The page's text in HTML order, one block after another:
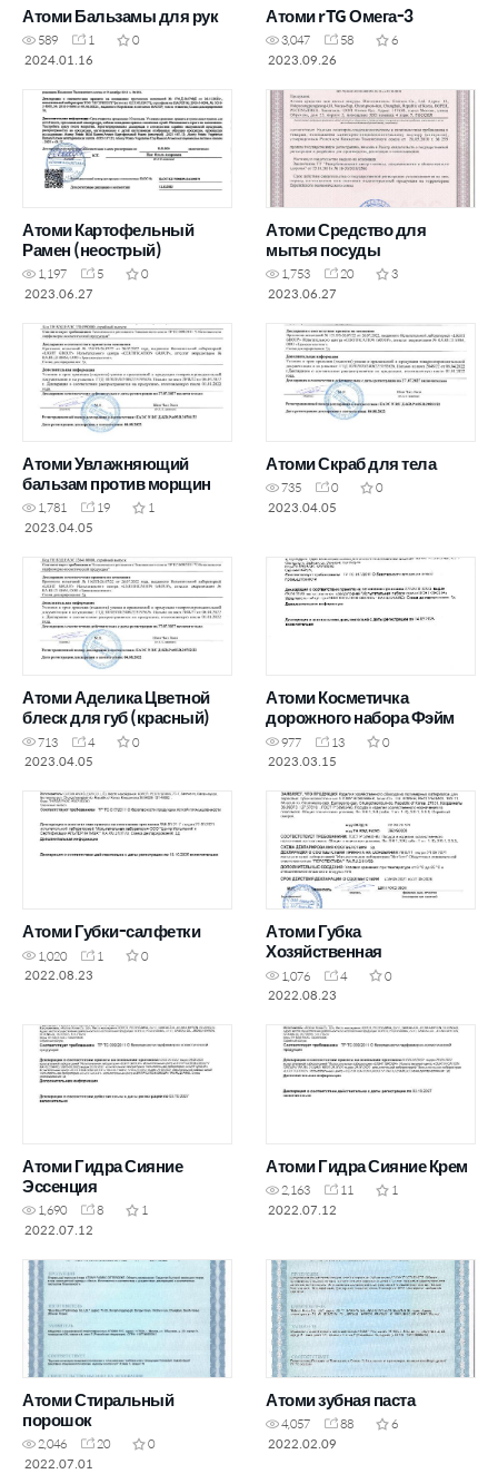
Атоми Бальзамы для рук
589 1
0
2024.01.16
Атоми rTG Омега-3
3,047 58
6
2023.09.26
Атоми Картофельный
Рамен (неострый)
1,197 5
0
2023.06.27
Атоми Средство для
мытья посуды
1,753 20
3
2023.06.27
Атоми Увлажняющий
бальзам против морщин
1,781 19
1
2023.04.05
Атоми Скраб для тела
735 0
0
2023.04.05
Атоми Аделика Цветной
блеск для губ (красный)
713 4
0
2023.04.05
Атоми Косметичка
дорожного набора Фэйм
977 13
0
2023.03.15
Атоми Губки-салфетки
1,020 1
0
2022.08.23
Атоми Губка
Хозяйственная
1,076 4
0
2022.08.23
Атоми Гидра Сияние
Эссенция
1,690 8
1
2022.07.12
Атоми Гидра Сияние Крем
2,163 11
1
2022.07.12
Атоми Стиральный
порошок
2,046 20
0
2022.07.01
Атоми зубная паста
4,057 88
6
2022.02.09